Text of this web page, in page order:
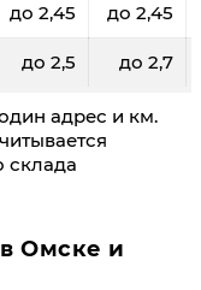
до 2,45 до 2,45
до 2,5 до 2,7
адрес и км.
склада
Омске и